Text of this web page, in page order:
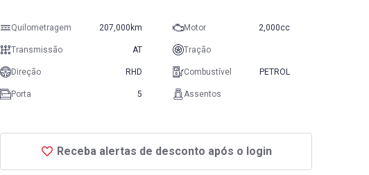
Receba alertas de desconto após o login
Quilometragem 207,000km Motor 2,000cc
Transmissão AT Tração
Direção RHD Combustível PETROL
Porta 5 Assentos